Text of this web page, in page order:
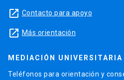
launch Contacto para apoyo
launch Más orientación
MEDIACIÓN UNIVERSITARIA
Teléfonos para orientación y